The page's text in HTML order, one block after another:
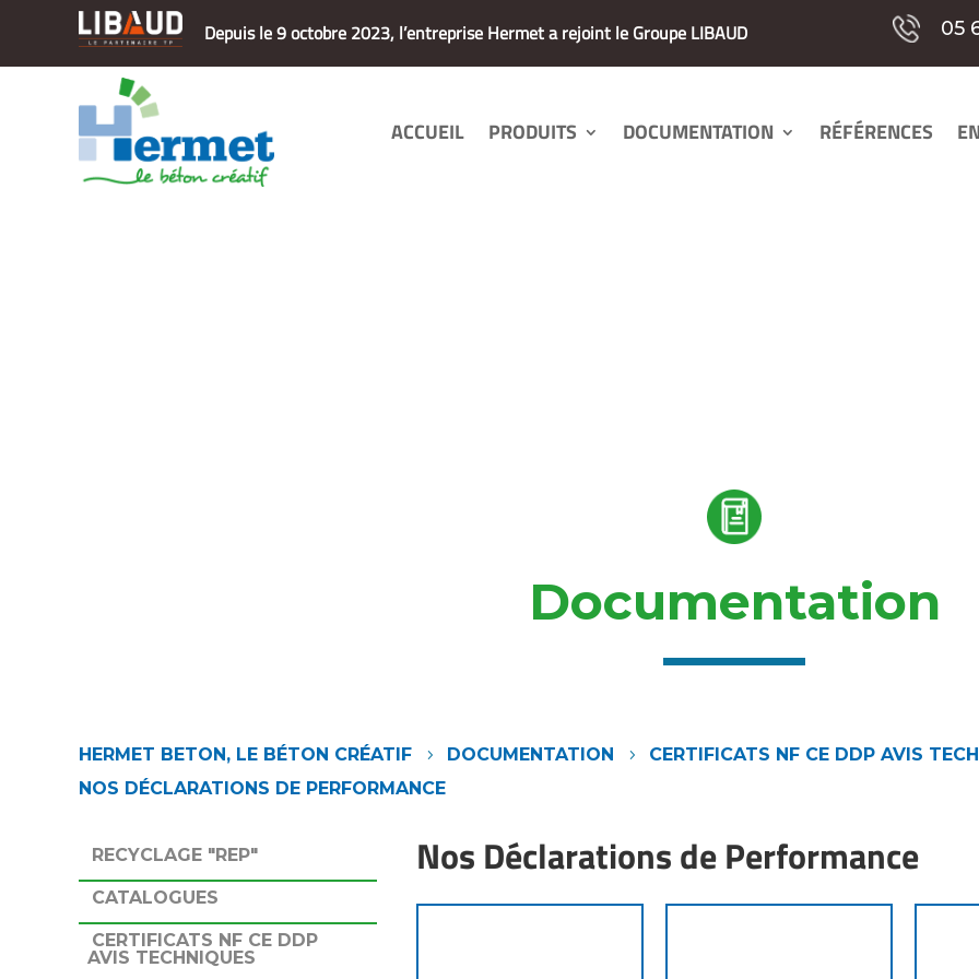
Depuis le 9 octobre 2023, l’entreprise Hermet a rejoint le Groupe LIBAUD 05
ACCUEIL PRODUITS DOCUMENTATION RÉFÉRENCES
ACCUEIL PRODUITS DOCUMENTATION RÉFÉRENCES
Documentation
HERMET BETON, LE BÉTON CRÉATIF 5 DOCUMENTATION 5 CERTIFICATS NF CE DDP AVIS
NOS DÉCLARATIONS DE PERFORMANCE
RECYCLAGE "REP"
CATALOGUES
CERTIFICATS NF CE DDP
AVIS TECHNIQUES
Nos Déclarations de Performance